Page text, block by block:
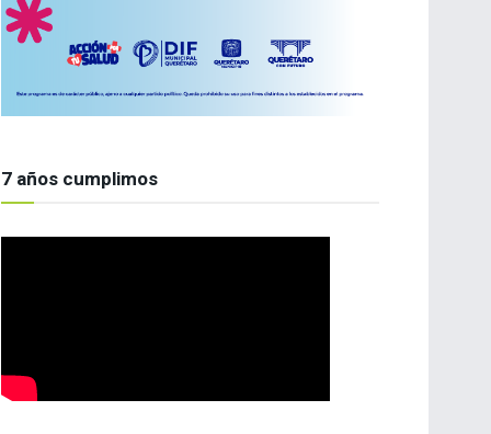
7 años cumplimos